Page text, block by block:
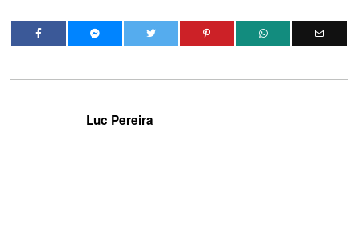
Luc Pereira